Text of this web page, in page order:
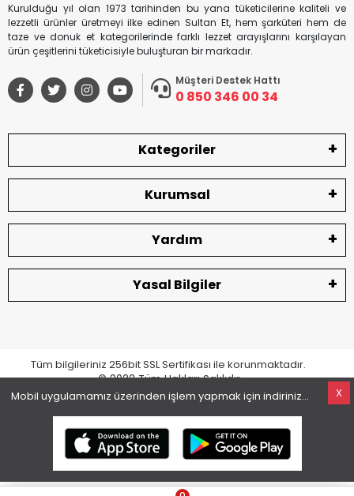
Kurulduğu yıl olan 1973 tarihinden bu yana tüketicilerine kaliteli ve
lezzetli ürünler üretmeyi ilke edinen Sultan Et, hem şarküteri hem de
taze ve donuk et kategorilerinde farklı lezzet arayışlarını karşılayan
ürün çeşitlerini tüketicisiyle buluşturan bir markadır.
Müşteri Destek Hattı
0 850 346 00 34
Kategoriler
Kurumsal
Yardım
Yasal Bilgiler
Tüm bilgileriniz 256bit SSL Sertifikası ile korunmaktadır.
© 2022Tüm Hakları Saklıdır
X
Mobil uygulamamız üzerinden işlem yapmak için indiriniz...
superKET E-ticaret ve Pazaryeri Entegrasyon Çözümleri